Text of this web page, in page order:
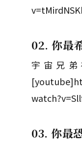
02. 你最
宇宙兄
03. 你最